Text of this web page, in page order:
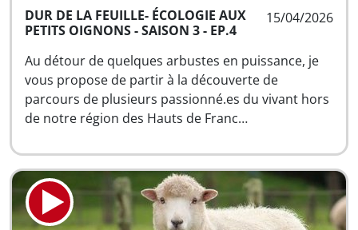
15/04/2026
DUR DE LA FEUILLE- ÉCOLOGIE AUX
PETITS OIGNONS - SAISON 3 - EP.4
Au détour de quelques arbustes en puissance, je
vous propose de partir à la découverte de
parcours de plusieurs passionné.es du vivant hors
de notre région des Hauts de Franc…